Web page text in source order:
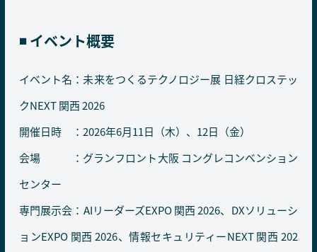
◾️ イベント概要
イベント名：未来をつくるテクノロジー展 日経クロステッ
クNEXT 関西 2026
開催日時 ：2026年6月11日（木）、12日（金）
会場 ：グランフロント大阪 コングレコンベンション
センター
専門展示会：AIリーダーズEXPO 関西 2026、DXソリューシ
ョンEXPO 関西 2026、情報セキュリティーNEXT 関西 202